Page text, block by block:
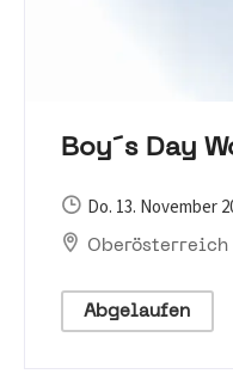
Boy´s Day
Do. 13. November
Oberösterreich
Abgelaufen